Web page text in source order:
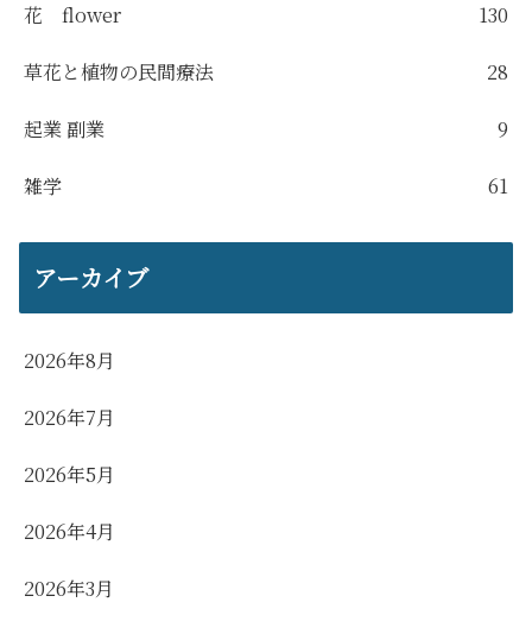
花 flower 130
草花と植物の民間療法 28
起業 副業 9
雑学 61
アーカイブ
2026年8月
2026年7月
2026年5月
2026年4月
2026年3月